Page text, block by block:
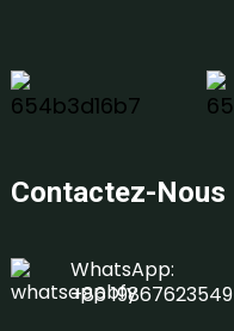
Contactez-Nous
WhatsApp:
+86 19867623549